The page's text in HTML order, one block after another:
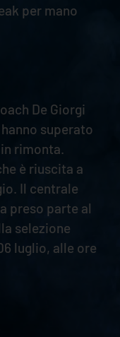
per mano
De Giorgi
superato
rimonta.
è riuscita a
Il centrale
preso parte al
selezione
luglio, alle ore